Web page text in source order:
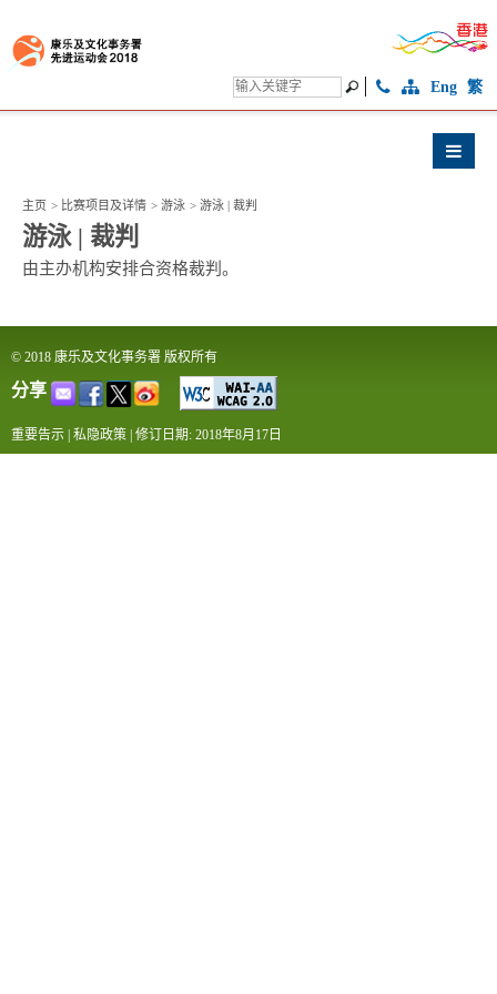
Eng 繁
主页 > 比赛项目及详情 > 游泳 > 游泳 | 裁判
游泳 | 裁判
由主办机构安排合资格裁判。
© 2018 康乐及文化事务署 版权所有
分享
重要告示 | 私隐政策 | 修订日期: 2018年8月17日